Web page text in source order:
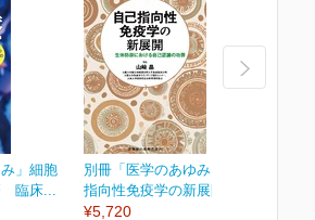
」細胞
臨床...
別冊「医学のあゆみ」自己
指向性免疫学の新展開...
¥5,720